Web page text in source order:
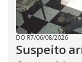
DO R7/06/08/2026
Suspeito